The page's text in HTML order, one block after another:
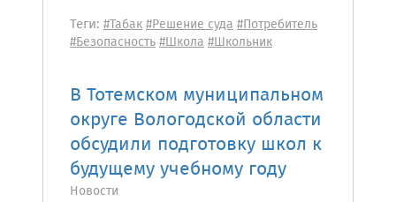
Теги: #Табак#Решение суда#Потребитель
#Безопасность#Школа#Школьник
В Тотемском муниципальном
округе Вологодской области
обсудили подготовку школ к
будущему учебному году
Новости